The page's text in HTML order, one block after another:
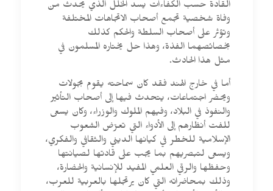
القادة حسب الكفاءات يسد الخلل الذي يحدث من
وفاة شخصية تجمع أصحاب الاتجاهات المختلفة
وتؤثر على أصحاب السلطة والحكم كذلك
بخصائصهما الفذة، وهذا حل يختاره المسلمون في
مثل هذا الحادث.
أما في خارج الهند فقد كان سماحته يقوم بجولات
ويحضر اجتماعات، يتحدث فيها إلى أصحاب التأثير
والنفوذ في البلاد، وفيهم الملوك والوزراء، وكان يسعى
للفت أنظارهم إلى الأدواء التي تعرّض الشعوب
الإسلامية للخطر في كيانها الديني والثقافي والفكري،
ويسعى لتبصريهم بما يجب على قادتها لصيانتها
وحفظها والرقي العلمي المفيد للإنسانية والحضارة،
وذلك بمحاضراته التي كان يرتجلها بالعربية للعرب،